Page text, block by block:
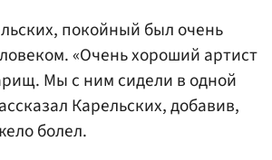
покойный был очень
«Очень хороший артист
Мы с ним сидели в одной
Карельских, добавив,
болел.